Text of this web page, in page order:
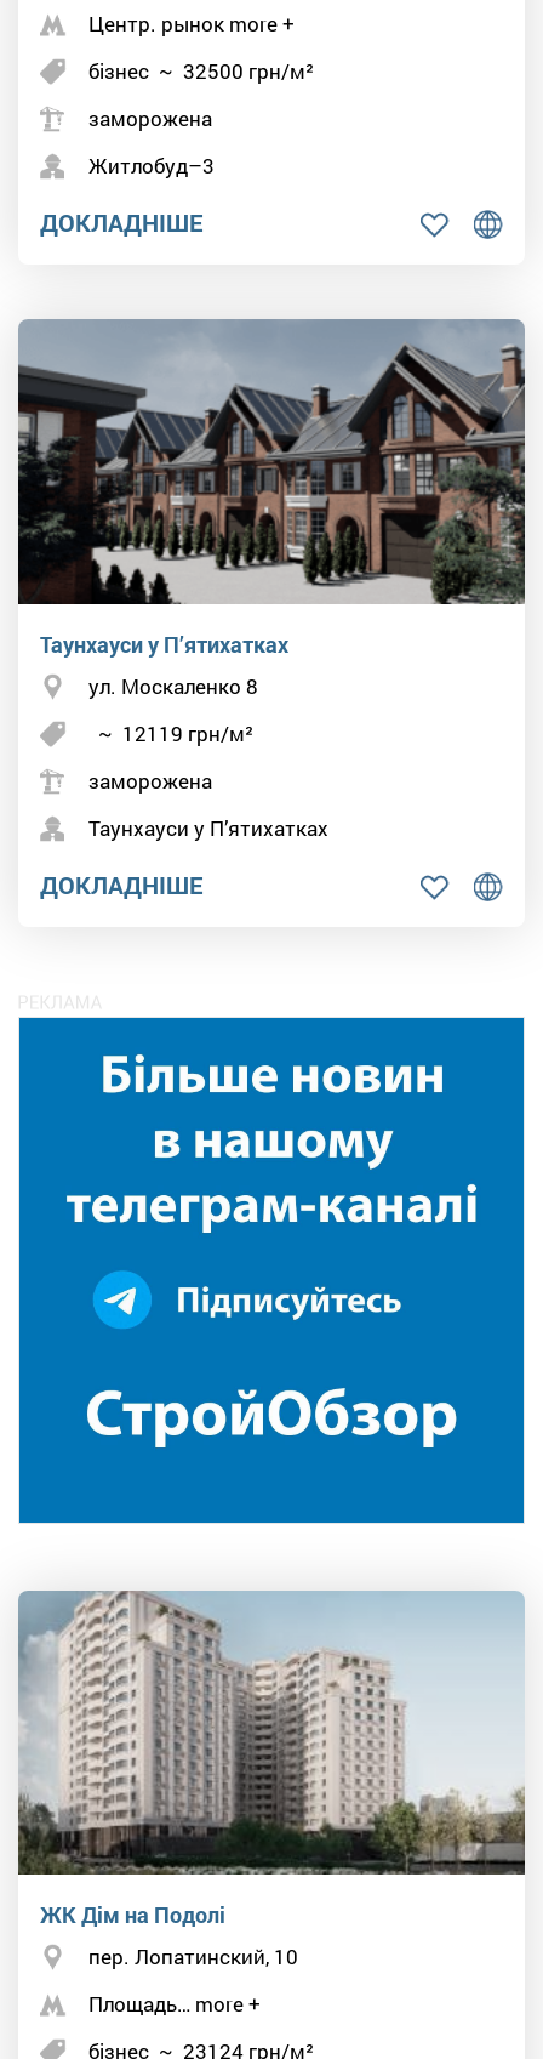
Центр. рынок more +
бізнес ~ 32500 грн/м²
заморожена
Житлобуд–3
ДОКЛАДНІШЕ
Таунхауси у П’ятихатках
ул. Москаленко 8
~ 12119 грн/м²
заморожена
Таунхауси у П’ятихатках
ДОКЛАДНІШЕ
ЖК Дім на Подолі
пер. Лопатинский, 10
Площадь… more +
бізнес ~ 23124 грн/м²